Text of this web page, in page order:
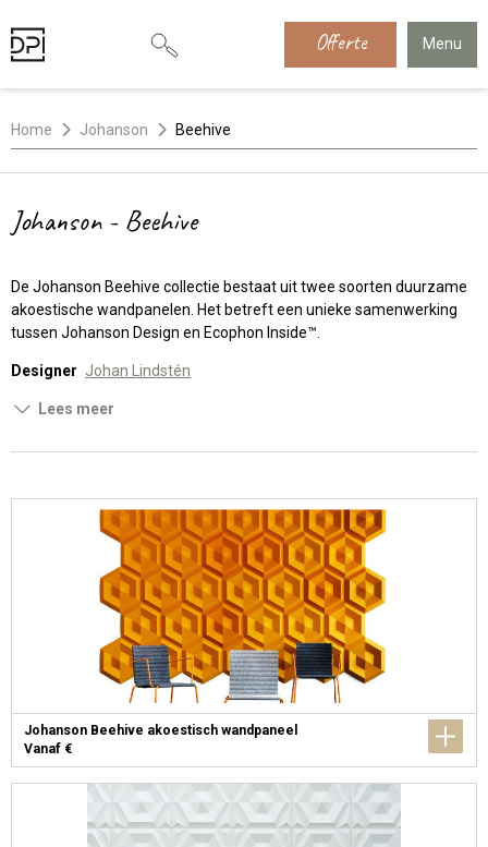
Offerte Menu
Home Johanson Beehive
Johanson - Beehive
De Johanson Beehive collectie bestaat uit twee soorten duurzame
akoestische wandpanelen. Het betreft een unieke samenwerking
tussen Johanson Design en Ecophon Inside™.
Designer Johan Lindstén
Lees meer
Johanson Beehive akoestisch wandpaneel
Vanaf €